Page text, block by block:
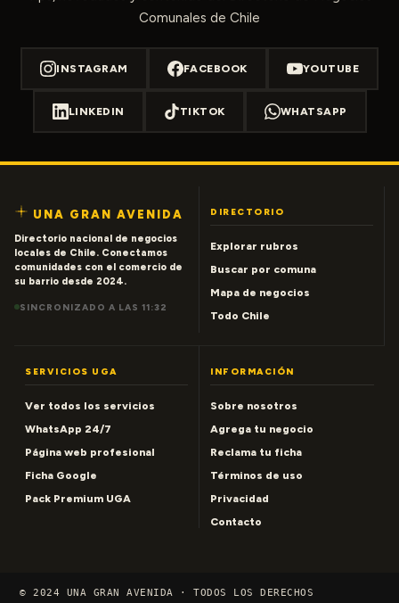
Comunales de Chile
INSTAGRAM FACEBOOK YOUTUBE
LINKEDIN TIKTOK WHATSAPP
UNA GRAN AVENIDA
Directorio nacional de negocios
locales de Chile. Conectamos
comunidades con el comercio de
su barrio desde 2024.
SINCRONIZADO A LAS 11:32
DIRECTORIO
Explorar rubros
Buscar por comuna
Mapa de negocios
Todo Chile
SERVICIOS UGA
Ver todos los servicios
WhatsApp 24/7
Página web profesional
Ficha Google
Pack Premium UGA
INFORMACIÓN
Sobre nosotros
Agrega tu negocio
Reclama tu ficha
Términos de uso
Privacidad
Contacto
© 2024 UNA GRAN AVENIDA · TODOS LOS DERECHOS